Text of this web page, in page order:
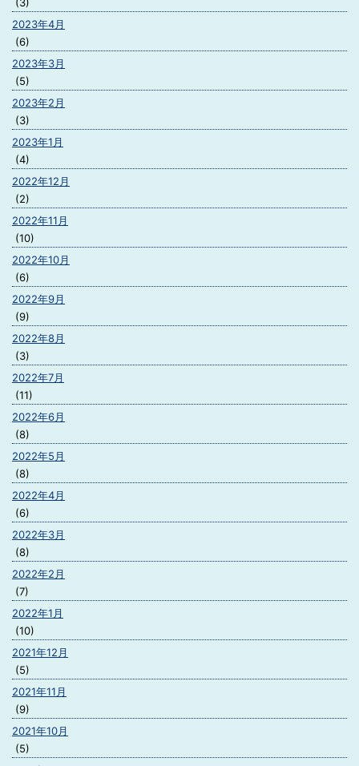
2023年4月
(6)
2023年3月
(5)
2023年2月
(3)
2023年1月
(4)
2022年12月
(2)
2022年11月
(10)
2022年10月
(6)
2022年9月
(9)
2022年8月
(3)
2022年7月
(11)
2022年6月
(8)
2022年5月
(8)
2022年4月
(6)
2022年3月
(8)
2022年2月
(7)
2022年1月
(10)
2021年12月
(5)
2021年11月
(9)
2021年10月
(5)